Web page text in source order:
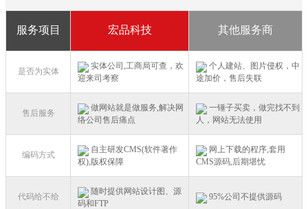
服务项目 宏品科技 其他服务商
是否为实体
实体公司,工商局可查，欢
迎来司考察
个人建站、图片侵权，中
途加价，售后失联
售后服务
做网站就是做服务,解决网
络公司售后痛点
一锤子买卖，做完找不到
人，网站无法使用
编码方式
自主研发CMS(软件著作
权),版权保障
网上下载的程序,套用
CMS源码,后期堪忧
代码给不给
随时提供网站设计图、源
码和FTP
95%公司不提供源码